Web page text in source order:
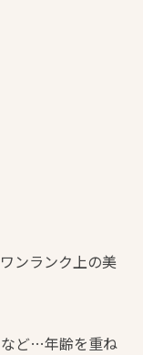
ンランク上の美
など…年齢を重ね